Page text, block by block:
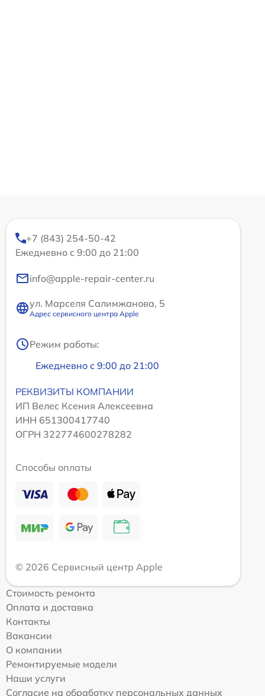
+7 (843) 254-50-42
Ежедневно с 9:00 до 21:00
info@apple-repair-center.ru
ул. Марселя Салимжанова, 5
Адрес сервисного центра Apple
Режим работы:
Ежедневно с 9:00 до 21:00
РЕКВИЗИТЫ КОМПАНИИ
ИП Велес Ксения Алексеевна
ИНН 651300417740
ОГРН 322774600278282
Способы оплаты
© 2026 Сервисный центр Apple
Стоимость ремонта
Оплата и доставка
Контакты
Вакансии
О компании
Ремонтируемые модели
Наши услуги
Согласие на обработку персональных данных